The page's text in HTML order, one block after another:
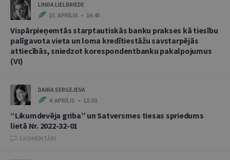
LINDA LIELBRIEDE
15. APRĪLIS • 16:45
Vispārpieņemtās starptautiskās banku prakses kā tiesību
palīgavota vieta un loma kredītiestāžu savstarpējās
attiecībās, sniedzot korespondentbanku pakalpojumus
(VI)
DAIRA SERGEJEVA
4. APRĪLIS • 13:30
“Likumdevēja griba” un Satversmes tiesas spriedums
lietā Nr. 2022-32-01
1 KOMENTĀRI